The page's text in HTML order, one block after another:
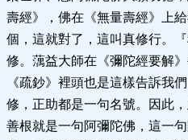
壽經》，佛在《無量壽經》上
個，這就對了，這叫真修行。
修。蕅益大師在《彌陀經要解
《疏鈔》裡頭也是這樣告訴我
修，正助都是一句名號。因此
善根就是一句阿彌陀佛，這一